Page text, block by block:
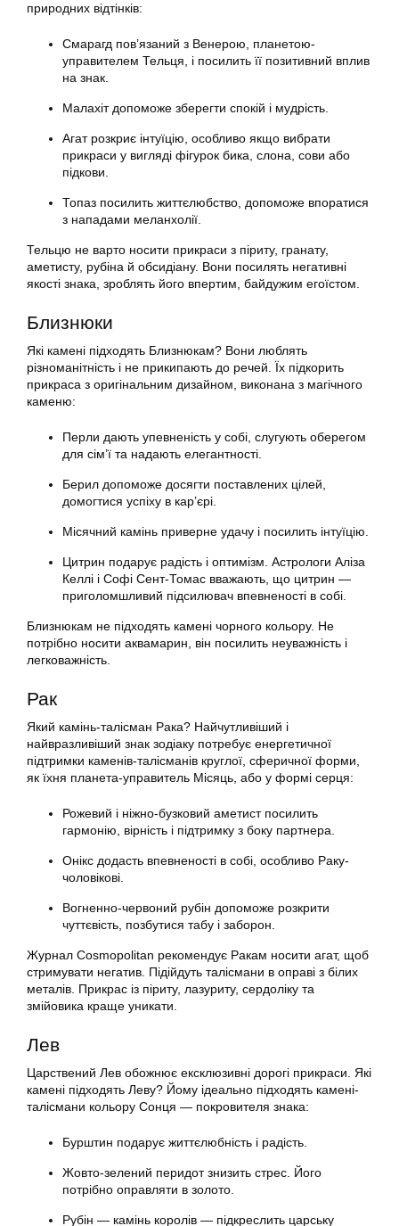
природних відтінків:
Смарагд пов’язаний з Венерою, планетою-
управителем Тельця, і посилить її позитивний вплив
на знак.
Малахіт допоможе зберегти спокій і мудрість.
Агат розкриє інтуїцію, особливо якщо вибрати
прикраси у вигляді фігурок бика, слона, сови або
підкови.
Топаз посилить життєлюбство, допоможе впоратися
з нападами меланхолії.
Тельцю не варто носити прикраси з піриту, гранату,
аметисту, рубіна й обсидіану. Вони посилять негативні
якості знака, зроблять його впертим, байдужим егоїстом.
Близнюки
Які камені підходять Близнюкам? Вони люблять
різноманітність і не прикипають до речей. Їх підкорить
прикраса з оригінальним дизайном, виконана з магічного
каменю:
Перли дають упевненість у собі, слугують оберегом
для сім’ї та надають елегантності.
Берил допоможе досягти поставлених цілей,
домогтися успіху в кар’єрі.
Місячний камінь приверне удачу і посилить інтуїцію.
Цитрин подарує радість і оптимізм. Астрологи Аліза
Келлі і Софі Сент-Томас вважають, що цитрин —
приголомшливий підсилювач впевненості в собі.
Близнюкам не підходять камені чорного кольору. Не
потрібно носити аквамарин, він посилить неуважність і
легковажність.
Рак
Який камінь-талісман Рака? Найчутливіший і
найвразливіший знак зодіаку потребує енергетичної
підтримки каменів-талісманів круглої, сферичної форми,
як їхня планета-управитель Місяць, або у формі серця:
Рожевий і ніжно-бузковий аметист посилить
гармонію, вірність і підтримку з боку партнера.
Онікс додасть впевненості в собі, особливо Раку-
чоловікові.
Вогненно-червоний рубін допоможе розкрити
чуттєвість, позбутися табу і заборон.
Журнал Cosmopolitan рекомендує Ракам носити агат, щоб
стримувати негатив. Підійдуть талісмани в оправі з білих
металів. Прикрас із піриту, лазуриту, сердоліку та
змійовика краще уникати.
Лев
Царствений Лев обожнює ексклюзивні дорогі прикраси. Які
камені підходять Леву? Йому ідеально підходять камені-
талісмани кольору Сонця — покровителя знака:
Бурштин подарує життєлюбність і радість.
Жовто-зелений перидот знизить стрес. Його
потрібно оправляти в золото.
Рубін — камінь королів — підкреслить царську